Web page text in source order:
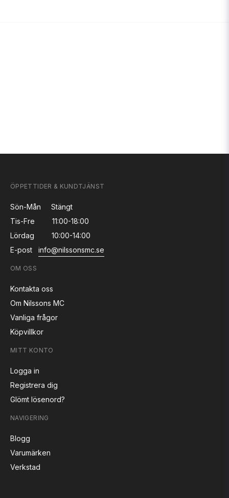
ÖPPETTIDER & KUNDTJÄNST
Sön-Mån
Stängt
Tis-Fre
11:00-18:00
Lördag
10:00-14:00
E-post
info@nilssonsmc.se
OM OSS
Kontakta oss
Om Nilssons MC
Vanliga frågor
Köpvillkor
MITT KONTO
Logga in
Registrera dig
Glömt lösenord?
NAVIGERING
Blogg
Varumärken
Verkstad